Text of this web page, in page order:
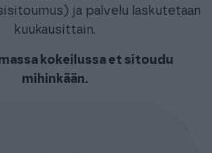
ja palvelu laskutetaan
kuukausittain.
kokeilussa et sitoudu
mihinkään.